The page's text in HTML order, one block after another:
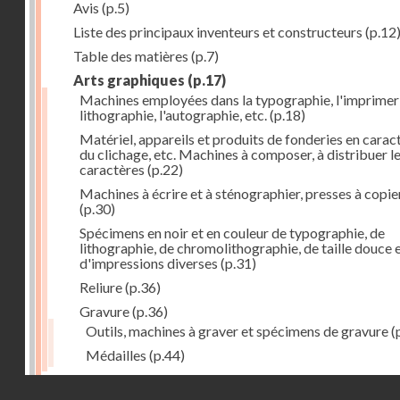
Avis (p.5)
Liste des principaux inventeurs et constructeurs (p.12)
Table des matières (p.7)
Arts graphiques (p.17)
Machines employées dans la typographie,
lithographie, l'autographie, etc. (p.18)
Matériel, appareils et produits de fonderies en
du clichage, etc. Machines à composer, à distribuer
caractères (p.22)
Machines à écrire et à sténographier, presses à
(p.30)
Spécimens en noir et en couleur de typographie, de
lithographie, de chromolithographie, de taille douce
d'impressions diverses (p.31)
Reliure(p.36)
Gravure(p.36)
Outils, machines à graver et spécimens de gravure
Médailles (p.44)